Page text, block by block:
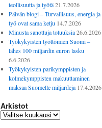
teollisuutta ja työtä 21.7.2026
Päivän blogi – Turvallisuus, energia ja
työ ovat sama ketju 14.7.2026
Minusta sanottuja totuuksia 26.6.2026
Työkykyisten työttömien Suomi –
lähes 100 miljardin euron lasku
6.6.2026
Työkykyisten parikymppisten ja
kolmekymppisten makuuttaminen
maksaa Suomelle miljardeja 17.4.2026
Arkistot
Arkistot